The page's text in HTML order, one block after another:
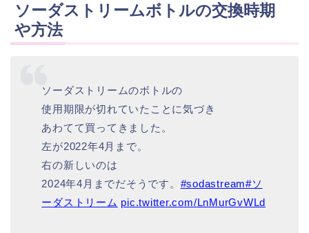
ソーダストリームボトルの交換時期
や方法
ソーダストリームのボトルの
使用期限が切れていたことに気づき
あわてて買ってきました。
左が2022年4月まで。
右の新しいのは
2024年4月までだそうです。 #sodastream#ソ
ーダストリーム pic.twitter.com/LnMurGvWLd